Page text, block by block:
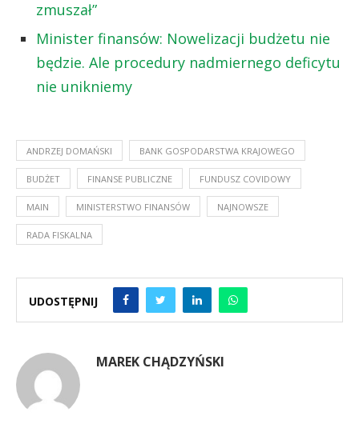
zmuszał”
Minister finansów: Nowelizacji budżetu nie
będzie. Ale procedury nadmiernego deficytu
nie unikniemy
ANDRZEJ DOMAŃSKI BANK GOSPODARSTWA KRAJOWEGO
BUDŻET FINANSE PUBLICZNE FUNDUSZ COVIDOWY
MAIN MINISTERSTWO FINANSÓW NAJNOWSZE
RADA FISKALNA
UDOSTĘPNIJ
MAREK CHĄDZYŃSKI